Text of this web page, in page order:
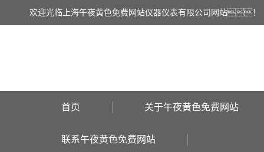
欢迎光临上海午夜黄色免费网站仪器仪表有限公司网站！
首页 关于午夜黄色免费网站
联系午夜黄色免费网站